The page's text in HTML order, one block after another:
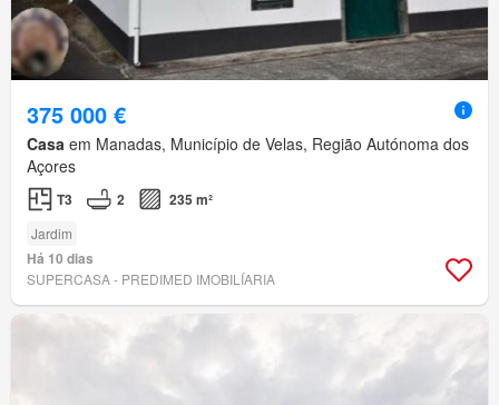
375 000 €
Casa em Manadas, Município de Velas, Região Autónoma dos
Açores
T3 2 235 m²
Jardim
Há 10 dias
SUPERCASA - PREDIMED IMOBILÍARIA